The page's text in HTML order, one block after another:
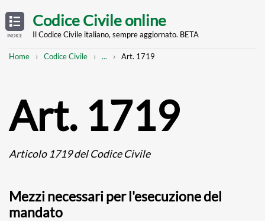
TABLE
OF
CONTENTS
INDICE
main
Codice Civile online
Il Codice Civile italiano, sempre aggiornato. BETA
Breadcrumb
Home Codice Civile
Mostra
... Art. 1719
Art. 1719
Articolo 1719 del Codice Civile
Mezzi necessari per l'esecuzione del
mandato